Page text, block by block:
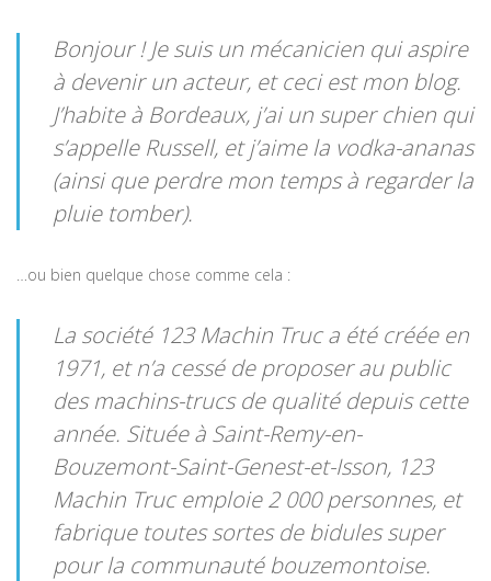
Bonjour ! Je suis un mécanicien qui aspire
à devenir un acteur, et ceci est mon blog.
J’habite à Bordeaux, j’ai un super chien qui
s’appelle Russell, et j’aime la vodka-ananas
(ainsi que perdre mon temps à regarder la
pluie tomber).
…ou bien quelque chose comme cela :
La société 123 Machin Truc a été créée en
1971, et n’a cessé de proposer au public
des machins-trucs de qualité depuis cette
année. Située à Saint-Remy-en-
Bouzemont-Saint-Genest-et-Isson, 123
Machin Truc emploie 2 000 personnes, et
fabrique toutes sortes de bidules super
pour la communauté bouzemontoise.